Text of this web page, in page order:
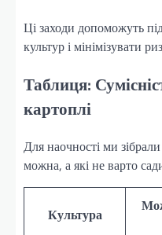
Ці заходи допоможуть
культур і мінімізувати
Таблиця:
картоплі
Для наочності ми
можна, а які не варто
Культура